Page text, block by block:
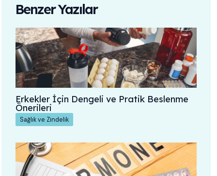
Benzer Yazılar
Erkekler İçin Dengeli ve Pratik Beslenme
Önerileri
Sağlık ve Zindelik